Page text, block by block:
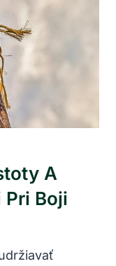
A
Pri Boji